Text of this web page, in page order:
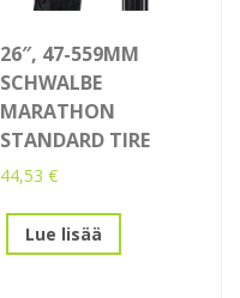
26″, 47-559MM
SCHWALBE
MARATHON
STANDARD TIRE
44,53€
Lue lisää